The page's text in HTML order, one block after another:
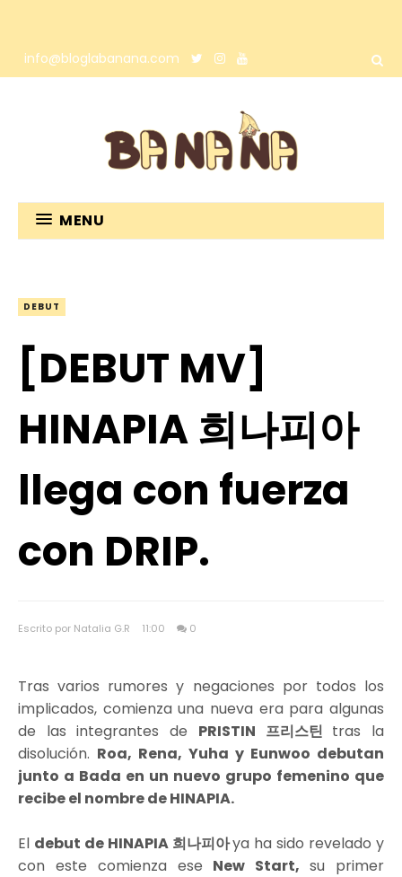
info@bloglabanana.com
MENU
DEBUT
[DEBUT MV]
HINAPIA 희나피아
llega con fuerza
con DRIP.
Escrito por Natalia G.R 11:00 0
Tras varios rumores y negaciones por todos los
implicados, comienza una nueva era para algunas
de las integrantes de PRISTIN 프리스틴 tras la
disolución. Roa, Rena, Yuha y Eunwoo debutan
junto a Bada en un nuevo grupo femenino que
recibe el nombre de HINAPIA.
El debut de HINAPIA 희나피아ya ha sido revelado y
con este comienza ese New Start,su primer